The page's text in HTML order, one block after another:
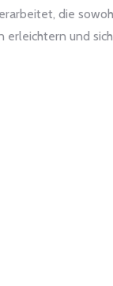
die
erleichtern und